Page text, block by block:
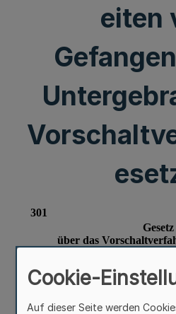
eiten
Cookie-
Auf dieser Seite werden